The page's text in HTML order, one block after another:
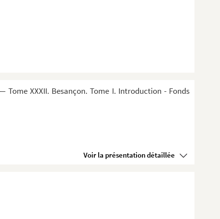
XXXII. Besançon. Tome I. Introduction - Fonds
Voir la présentation détaillée